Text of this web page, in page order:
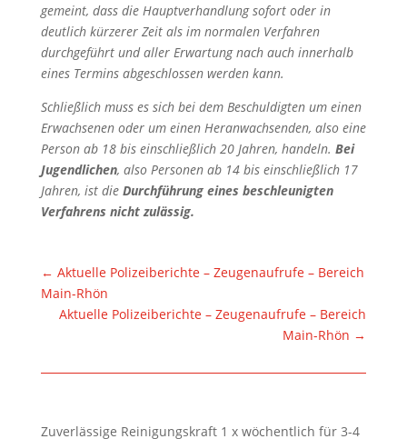
gemeint, dass die Hauptverhandlung sofort oder in
deutlich kürzerer Zeit als im normalen Verfahren
durchgeführt und aller Erwartung nach auch innerhalb
eines Termins abgeschlossen werden kann.
Schließlich muss es sich bei dem Beschuldigten um einen
Erwachsenen oder um einen Heranwachsenden, also eine
Person ab 18 bis einschließlich 20 Jahren, handeln. Bei
Jugendlichen, also Personen ab 14 bis einschließlich 17
Jahren, ist die Durchführung eines beschleunigten
Verfahrens nicht zulässig.
← Aktuelle Polizeiberichte – Zeugenaufrufe – Bereich
Main-Rhön
Aktuelle Polizeiberichte – Zeugenaufrufe – Bereich
Main-Rhön →
Zuverlässige Reinigungskraft 1 x wöchentlich für 3-4